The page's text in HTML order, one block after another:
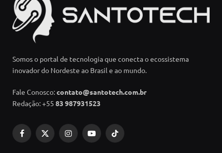
Somos o portal de tecnologia que conecta o ecossistema
inovador do Nordeste ao Brasil e ao mundo.
Fale Conosco:contato@santotech.com.br
Redação: +55 83 987931523
Facebook
X
InstagramYouTubeTikTok